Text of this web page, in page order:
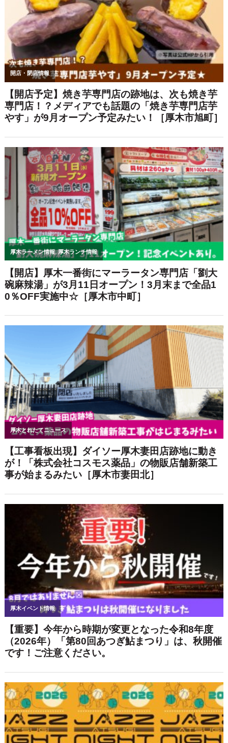
ノ宮 本厚木店
【7～9月・土曜日限定開催】手ぶらでB
BQ×フラダンスショーを満喫♡「Urban
Aloha Night」へ潜入してみた！［厚木
市中町］
【厚木らぼ特典あり☆】濃厚な味噌の
旨みがクセになる…！「蔵味噌ラーメ
ン 晴っぴ 厚木店」で人気ラーメンを食
べてきた！［厚木市旭町］
【クリニック併設で安心♪】本厚木駅か
らすぐ！TRUNKビル3階「血管外科ク
センター」で美容体験★
人気記事週間ランキング